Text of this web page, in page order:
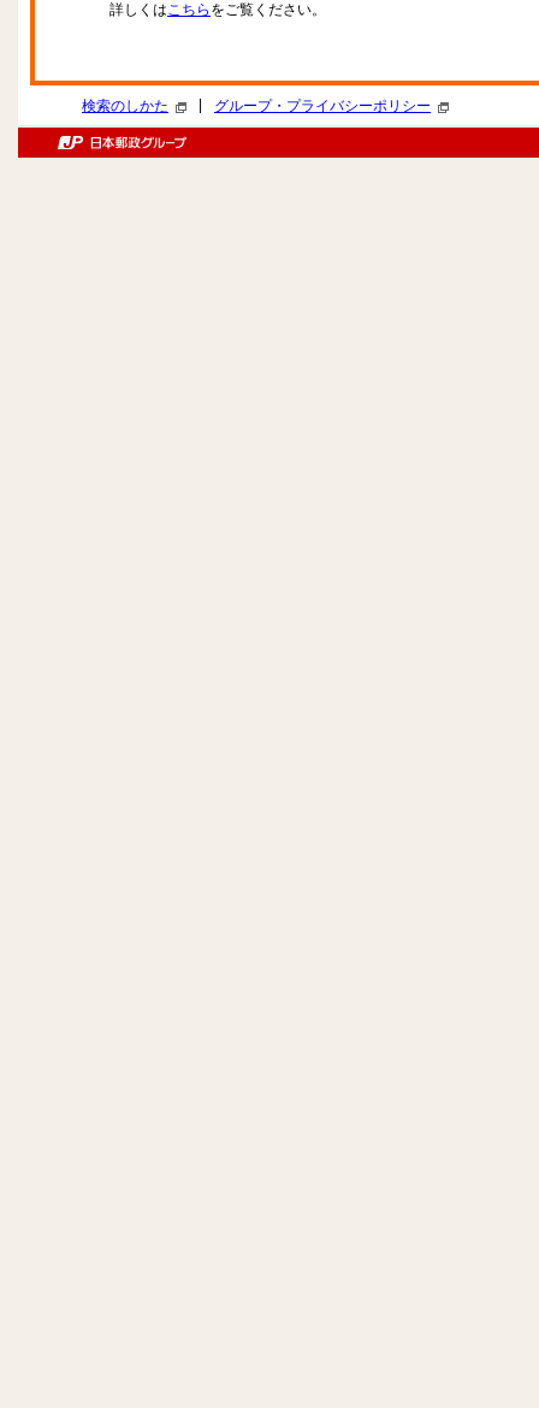
詳しくはこちら をご覧ください。
検索のしかた グループ・プライバシーポリシー